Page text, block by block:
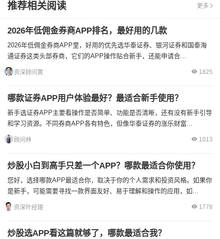
推荐相关阅读 更多
2026年低佣金券商APP排名，最好用的几款
2026年低佣金券商APP里，好用的优先选华泰证券、银河证券和国泰海
通证券这类头部券商，它们的APP操作贴合新手，还能申请合...
资深顾问黄 1825
哪款证券APP用户体验最好？最适合新手使用？
新手选证券APP主要看操作是否简单、功能是否清晰，还有没有新手引导
和学习资源。不同券商APP各有特色，但像华泰证券的涨乐财富...
顾问林 1013
炒股小白到高手只差一个APP？哪款最适合你使用？
您好，选择哪款APP最适合你，取决于你的个人需求和投资风格。如果你
是新手，可能需要寻找一款界面友好、易于理解和操作的应用，如...
资深叶经理 1778
炒股选APP看这篇就够了，哪款最适合我？